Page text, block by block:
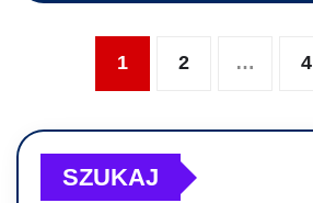
1 2 … 4
SZUKAJ